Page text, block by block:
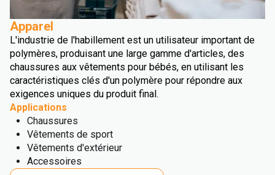
Apparel
L'industrie de l'habillement est un utilisateur important de
polymères, produisant une large gamme d'articles, des
chaussures aux vêtements pour bébés, en utilisant les
caractéristiques clés d'un polymère pour répondre aux
exigences uniques du produit final.
Applications
Chaussures
Vêtements de sport
Vêtements d'extérieur
Accessoires